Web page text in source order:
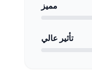
مميز
تأثير عالي